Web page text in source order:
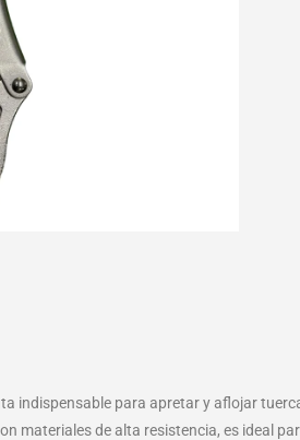
indispensable para apretar y aflojar
materiales de alta resistencia, es ideal